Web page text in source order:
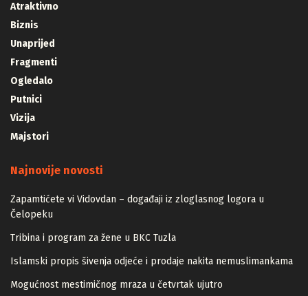
Atraktivno
Biznis
Unaprijed
Fragmenti
Ogledalo
Putnici
Vizija
Majstori
Najnovije novosti
Zapamtićete vi Vidovdan – događaji iz zloglasnog logora u
Čelopeku
Tribina i program za žene u BKC Tuzla
Islamski propis šivenja odjeće i prodaje nakita nemuslimankama
Mogućnost mestimičnog mraza u četvrtak ujutro